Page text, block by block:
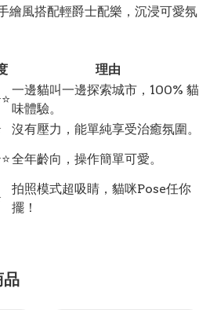
繪風搭配輕爵士配樂，沉浸可愛氛
理由
一邊貓叫一邊探索城市，100% 貓
味體驗。
沒有壓力，能單純享受治癒氛圍。
全年齡向，操作簡單可愛。
拍照模式超吸睛，貓咪Pose任你
擺！
品